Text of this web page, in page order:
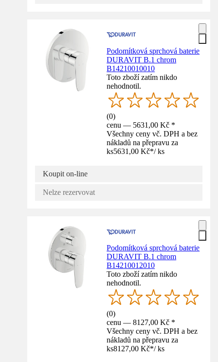
Podomítková sprchová baterie
DURAVIT B.1 chrom
B14210010010
Toto zboží zatím nikdo
nehodnotil.
(0)
cenu — 5631,00 Kč *
Všechny ceny vč. DPH a bez
nákladů na přepravu za
ks5631,00 Kč*/ ks
Koupit on-line
Nelze rezervovat
Podomítková sprchová baterie
DURAVIT B.1 chrom
B14210012010
Toto zboží zatím nikdo
nehodnotil.
(0)
cenu — 8127,00 Kč *
Všechny ceny vč. DPH a bez
nákladů na přepravu za
ks8127,00 Kč*/ ks